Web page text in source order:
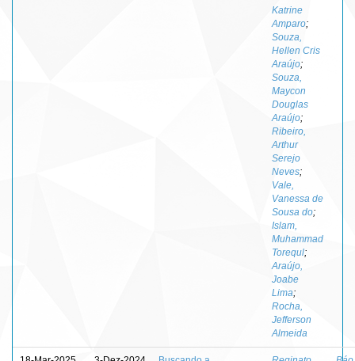
Katrine
Amparo;
Souza,
Hellen Cris
Araújo;
Souza,
Maycon
Douglas
Araújo;
Ribeiro,
Arthur
Serejo
Neves;
Vale,
Vanessa de
Sousa do;
Islam,
Muhammad
Torequl;
Araújo,
Joabe
Lima;
Rocha,
Jefferson
Almeida